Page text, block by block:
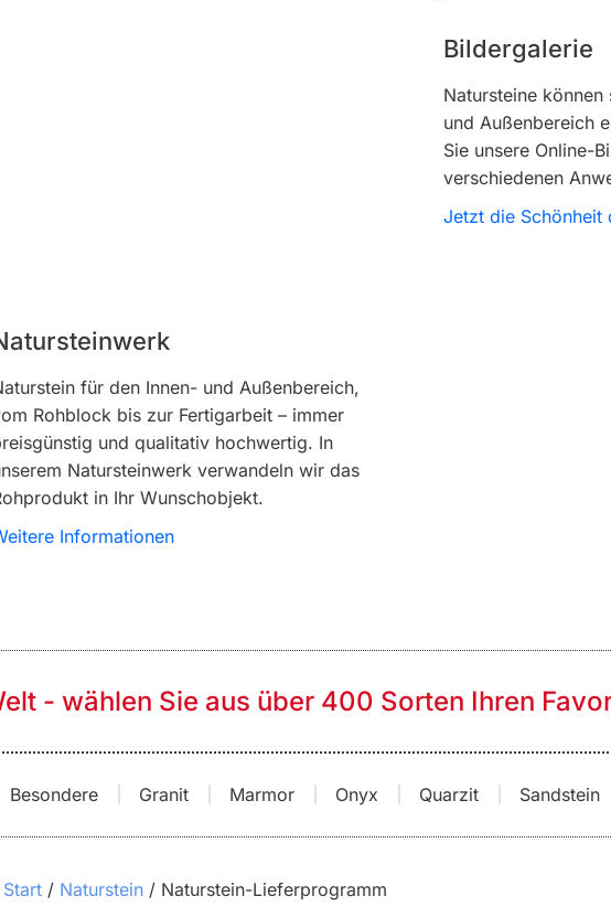
Bildergalerie
Natursteine
und Außenbereich
Sie unsere Online-
verschiedenen
Jetzt die Schönheit
für den Innen- und Außenbereich,
Rohblock bis zur Fertigarbeit – immer
und qualitativ hochwertig. In
Natursteinwerk verwandeln wir das
in Ihr Wunschobjekt.
Informationen
- wählen Sie aus über 400 Sorten Ihren
Besondere Granit Marmor Onyx Quarzit Sandstein
Start Naturstein Naturstein-Lieferprogramm